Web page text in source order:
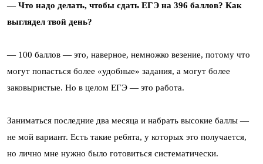
— Что надо делать, чтобы сдать ЕГЭ на 396 баллов? Как
выглядел твой день?
— 100 баллов — это, наверное, немножко везение, потому что
могут попасться более «удобные» задания, а могут более
заковыристые. Но в целом ЕГЭ — это работа.
Заниматься последние два месяца и набрать высокие баллы —
не мой вариант. Есть такие ребята, у которых это получается,
но лично мне нужно было готовиться систематически.